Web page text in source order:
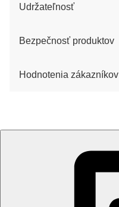
Udržateľnosť
Bezpečnosť produktov
Hodnotenia zákazníkov